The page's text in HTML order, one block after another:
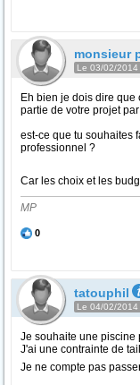
monsieur
Le 03/02/2014
Eh bien je dois dire
partie de votre projet
est-ce que tu souhaites
professionnel ?
Car les choix et les
MP
0
tatouphil
Le 04/02/2014
Je souhaite une piscine
J'ai une contrainte de
Je ne compte pas